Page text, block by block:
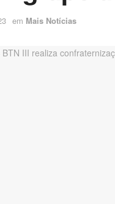
em Mais Notícias